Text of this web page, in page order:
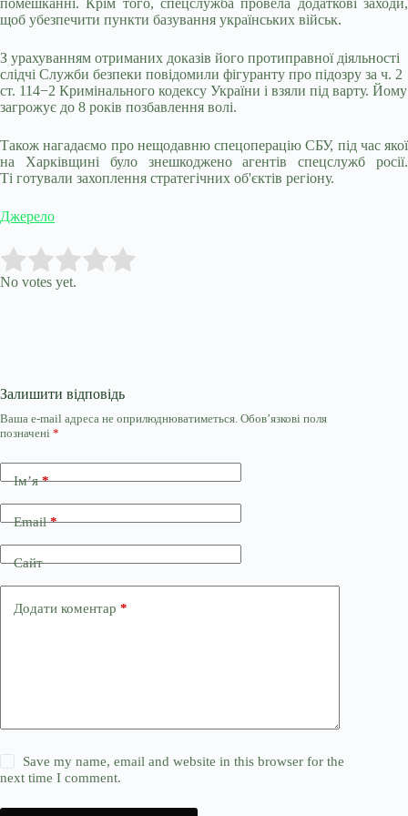
помешканні. Крім того, спецслужба провела додаткові заходи,
щоб убезпечити пункти базування українських військ.
З урахуванням отриманих доказів його протиправної діяльності
слідчі Служби безпеки повідомили фігуранту про підозру за ч. 2
ст. 114−2 Кримінального кодексу України і взяли під варту. Йому
загрожує до 8 років позбавлення волі.
Також нагадаємо про нещодавню спецоперацію СБУ, під час якої
на Харківщині було знешкоджено агентів спецслужб росії.
Ті готували захоплення стратегічних об'єктів регіону.
Джерело
Rate this item:
No votes yet.
Залишити відповідь
Ваша e-mail адреса не оприлюднюватиметься. Обов’язкові поля
позначені *
Ім’я*
Email*
Сайт
Додати коментар *
Save my name, email and website in this browser for the
next time I comment.